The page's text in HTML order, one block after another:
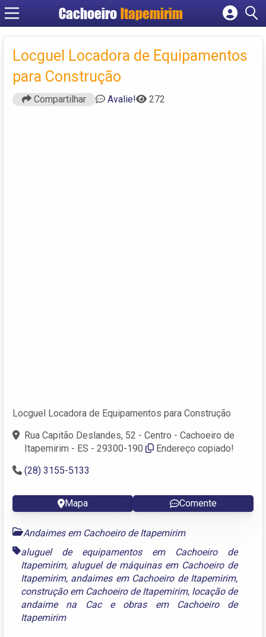
Cachoeiro Itapemirim
Cadastrar empresa
Criar conta
Locguel Locadora de Equipamentos
para Construção
Compartilhar Avalie! 272
Locguel Locadora de Equipamentos para Construção
Rua Capitão Deslandes, 52 - Centro - Cachoeiro de
Itapemirim - ES - 29300-190
Endereço copiado!
(28) 3155-5133
Mapa Comente
Andaimes em Cachoeiro de Itapemirim
aluguel de equipamentos em Cachoeiro de
Itapemirim, aluguel de máquinas em Cachoeiro de
Itapemirim, andaimes em Cachoeiro de Itapemirim,
construção em Cachoeiro de Itapemirim, locação de
andaime na Cace obras em Cachoeiro de
Itapemirim